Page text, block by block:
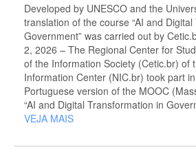
Developed by UNESCO and the
translation of the course “AI and
Government” was carried out by
2, 2026 – The Regional Center for
of the Information Society (Cetic.br) of
Information Center (NIC.br) took part
Portuguese version of the MOOC
“AI and Digital Transformation in
VEJA MAIS